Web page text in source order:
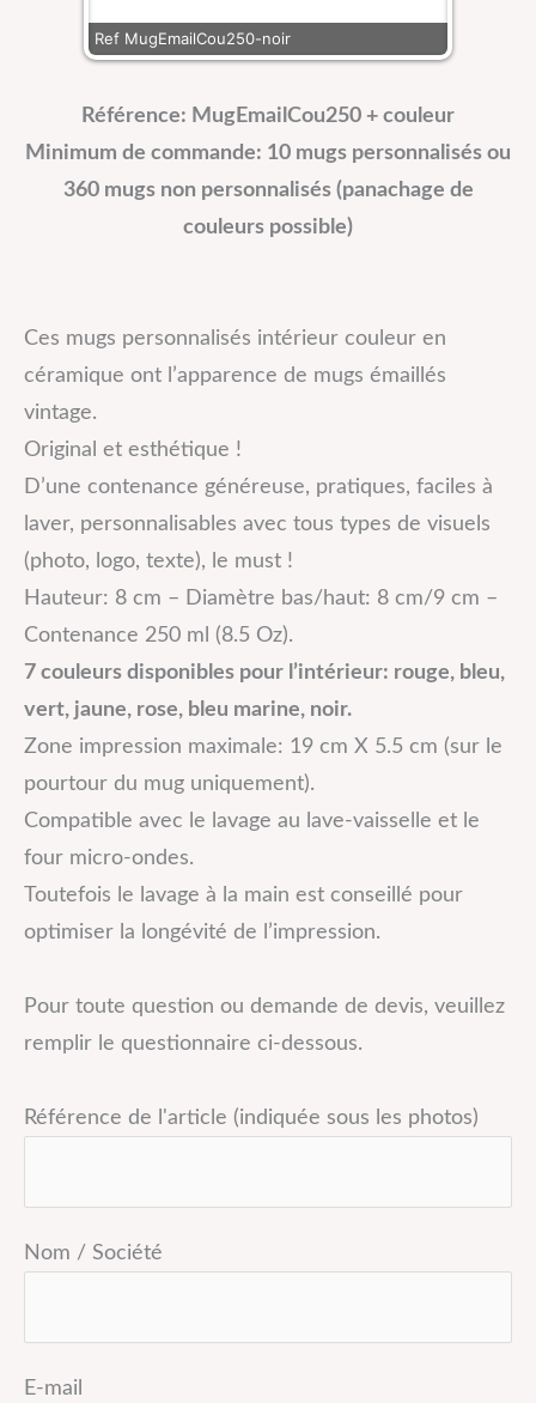
Ref MugEmailCou250-noir
Référence: MugEmailCou250 + couleur
Minimum de commande: 10 mugs personnalisés ou
360 mugs non personnalisés (panachage de
couleurs possible)
Ces mugs personnalisés intérieur couleur en
céramique ont l’apparence de mugs émaillés
vintage.
Original et esthétique !
D’une contenance généreuse, pratiques, faciles à
laver, personnalisables avec tous types de visuels
(photo, logo, texte), le must !
Hauteur: 8 cm – Diamètre bas/haut: 8 cm/9 cm –
Contenance 250 ml (8.5 Oz).
7 couleurs disponibles pour l’intérieur: rouge, bleu,
vert, jaune, rose, bleu marine, noir.
Zone impression maximale: 19 cm X 5.5 cm (sur le
pourtour du mug uniquement).
Compatible avec le lavage au lave-vaisselle et le
four micro-ondes.
Toutefois le lavage à la main est conseillé pour
optimiser la longévité de l’impression.
Pour toute question ou demande de devis, veuillez
remplir le questionnaire ci-dessous.
Référence de l'article (indiquée sous les photos)
Nom / Société
E-mail